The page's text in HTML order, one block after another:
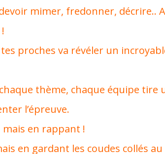
mimer, fredonner, décrire..
proches va révéler un
thème, chaque équipe tire
l’épreuve.
mais en rappant !
en gardant les coudes collés au